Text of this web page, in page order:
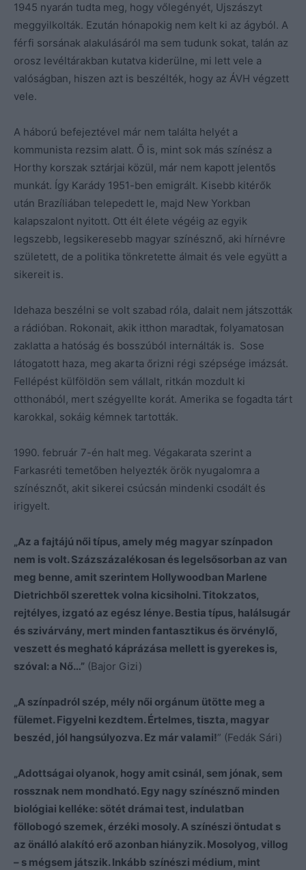
1945 nyarán tudta meg, hogy vőlegényét, Ujszászyt
meggyilkolták. Ezután hónapokig nem kelt ki az ágyból. A
férfi sorsának alakulásáról ma sem tudunk sokat, talán az
orosz levéltárakban kutatva kiderülne, mi lett vele a
valóságban, hiszen azt is beszélték, hogy az ÁVH végzett
vele.
A háború befejeztével már nem találta helyét a
kommunista rezsim alatt. Ő is, mint sok más színész a
Horthy korszak sztárjai közül, már nem kapott jelentős
munkát. Így Karády 1951-ben emigrált. Kisebb kitérők
után Brazíliában telepedett le, majd New Yorkban
kalapszalont nyitott. Ott élt élete végéig az egyik
legszebb, legsikeresebb magyar színésznő, aki hírnévre
született, de a politika tönkretette álmait és vele együtt a
sikereit is.
Idehaza beszélni se volt szabad róla, dalait nem játszották
a rádióban. Rokonait, akik itthon maradtak, folyamatosan
zaklatta a hatóság és bosszúból internálták is. Sose
látogatott haza, meg akarta őrizni régi szépsége imázsát.
Fellépést külföldön sem vállalt, ritkán mozdult ki
otthonából, mert szégyellte korát. Amerika se fogadta tárt
karokkal, sokáig kémnek tartották.
1990. február 7-én halt meg. Végakarata szerint a
Farkasréti temetőben helyezték örök nyugalomra a
színésznőt, akit sikerei csúcsán mindenki csodált és
irigyelt.
„Az a fajtájú női típus, amely még magyar színpadon
nem is volt. Százszázalékosan és legelsősorban az van
meg benne, amit szerintem Hollywoodban Marlene
Dietrichből szerettek volna kicsiholni. Titokzatos,
rejtélyes, izgató az egész lénye. Bestia típus, halálsugár
és szivárvány, mert minden fantasztikus és örvénylő,
veszett és megható káprázása mellett is gyerekes is,
szóval: a Nő…” (Bajor Gizi)
„A színpadról szép, mély női orgánum ütötte meg a
fülemet. Figyelni kezdtem. Értelmes, tiszta, magyar
beszéd, jól hangsúlyozva. Ez már valami!” (Fedák Sári)
„Adottságai olyanok, hogy amit csinál, sem jónak, sem
rossznak nem mondható. Egy nagy színésznő minden
biológiai kelléke: sötét drámai test, indulatban
föllobogó szemek, érzéki mosoly. A színészi öntudat s
az önálló alakító erő azonban hiányzik. Mosolyog, villog
– s mégsem játszik. Inkább színészi médium, mint